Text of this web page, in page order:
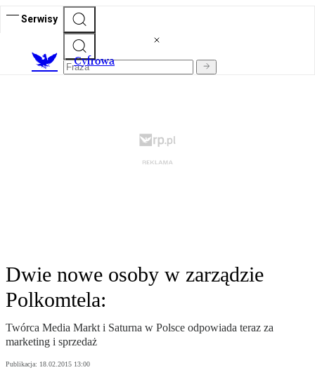
Serwisy
Cyfrowa
Dwie nowe osoby w zarządzie
Polkomtela:
Twórca Media Markt i Saturna w Polsce odpowiada teraz za
marketing i sprzedaż
Publikacja: 18.02.2015 13:00